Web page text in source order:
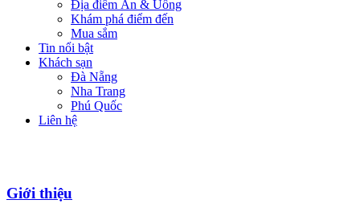
Địa điểm Ăn & Uống
Khám phá điểm đến
Mua sắm
Tin nổi bật
Khách sạn
Đà Nẵng
Nha Trang
Phú Quốc
Liên hệ
Giới thiệu